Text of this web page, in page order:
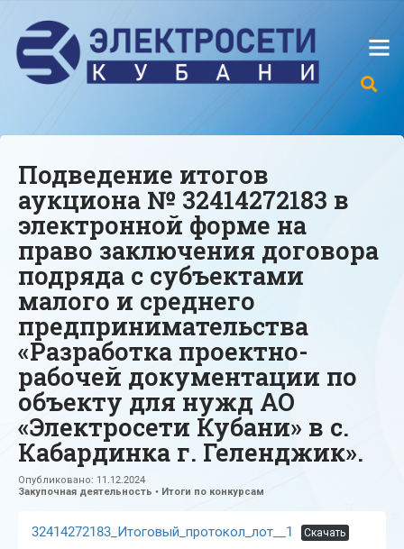
Подведение итогов
аукциона № 32414272183 в
электронной форме на
право заключения договора
подряда с субъектами
малого и среднего
предпринимательства
«Разработка проектно-
рабочей документации по
объекту для нужд АО
«Электросети Кубани» в с.
Кабардинка г. Геленджик».
Опубликовано: 11.12.2024
Закупочная деятельность • Итоги по конкурсам
32414272183_Итоговый_протокол_лот__1 Скачать